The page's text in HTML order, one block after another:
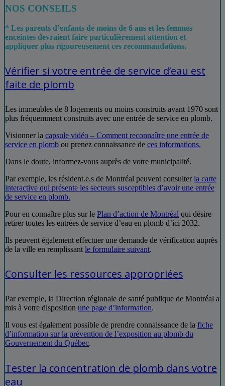
NOS CONSEILS
* Les parents d’enfants de moins de 6 ans et les femmes
enceintes devraient faire particulièrement attention et
appliquer plus rigoureusement ces recommandations.
Vérifier si votre entrée de service d’eau est
faite de plomb
Les immeubles de 8 logements ou moins construits avant 1970 sont
plus fréquemment construits avec une entrée de service en plomb.
Visionner la capsule vidéo – Comment reconnaître une entrée de
service en plomb ou prenez connaissance de ces informations.
Dans le doute, informez-vous auprès de votre municipalité.
Par exemple, les résident.e.s de Montréal peuvent consulter la carte
interactive qui présente les secteurs susceptibles d’avoir une entrée
de service en plomb.
Pour en connaître plus sur le Plan d’action de Montréal qui désire
retirer toutes les entrées de service d’eau en plomb d’ici 2032.
Ils peuvent également effectuer une demande de vérification auprès
de la ville en remplissant le formulaire suivant.
Consulter les ressources appropriées
Par exemple, la Direction régionale de santé publique de Montréal a
mis à votre disposition une page d’information.
Il vous est également possible de prendre connaissance de la fiche
d’information sur la prévention de l’exposition au plomb du
Gouvernement du Québec.
Tester la concentration de plomb dans votre
eau